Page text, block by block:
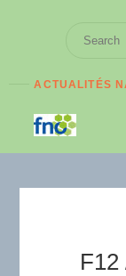
ACTUALITÉS
F12